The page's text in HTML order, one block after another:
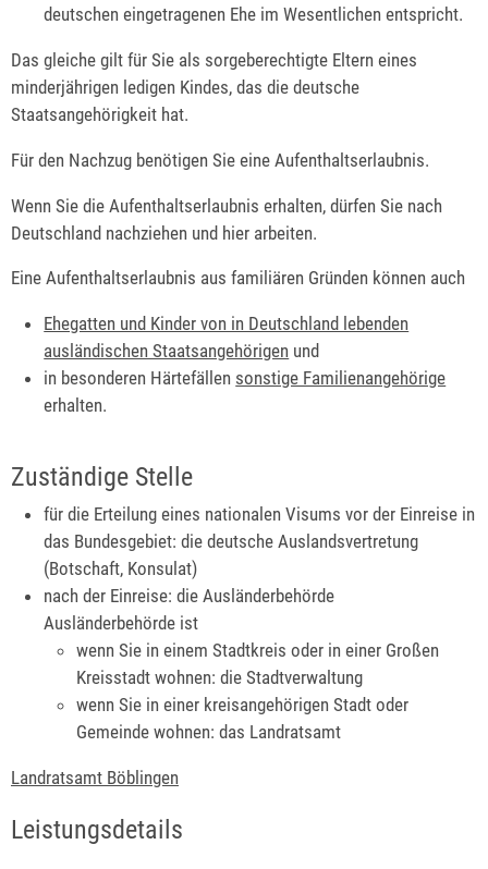
deutschen eingetragenen Ehe im Wesentlichen entspricht.
Das gleiche gilt für Sie als sorgeberechtigte Eltern eines
minderjährigen ledigen Kindes, das die deutsche
Staatsangehörigkeit hat.
Für den Nachzug benötigen Sie eine Aufenthaltserlaubnis.
Wenn Sie die Aufenthaltserlaubnis erhalten, dürfen Sie nach
Deutschland nachziehen und hier arbeiten.
Eine Aufenthaltserlaubnis aus familiären Gründen können auch
Ehegatten und Kinder von in Deutschland lebenden
ausländischen Staatsangehörigen und
in besonderen Härtefällen sonstige Familienangehörige
erhalten.
Zuständige Stelle
für die Erteilung eines nationalen Visums vor der Einreise in
das Bundesgebiet: die deutsche Auslandsvertretung
(Botschaft, Konsulat)
nach der Einreise: die Ausländerbehörde
Ausländerbehörde ist
wenn Sie in einem Stadtkreis oder in einer Großen
Kreisstadt wohnen: die Stadtverwaltung
wenn Sie in einer kreisangehörigen Stadt oder
Gemeinde wohnen: das Landratsamt
Landratsamt Böblingen
Leistungsdetails